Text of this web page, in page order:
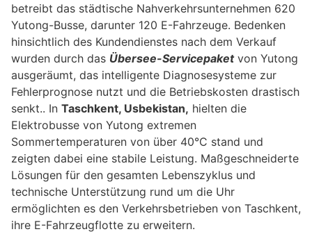
betreibt das städtische Nahverkehrsunternehmen 620
Yutong-Busse, darunter 120 E-Fahrzeuge. Bedenken
hinsichtlich des Kundendienstes nach dem Verkauf
wurden durch das Übersee-Servicepaketvon Yutong
ausgeräumt, das intelligente Diagnosesysteme zur
Fehlerprognose nutzt und die Betriebskosten drastisch
senkt.. In Taschkent, Usbekistan, hielten die
Elektrobusse von Yutong extremen
Sommertemperaturen von über 40°C stand und
zeigten dabei eine stabile Leistung. Maßgeschneiderte
Lösungen für den gesamten Lebenszyklus und
technische Unterstützung rund um die Uhr
ermöglichten es den Verkehrsbetrieben von Taschkent,
ihre E-Fahrzeugflotte zu erweitern.